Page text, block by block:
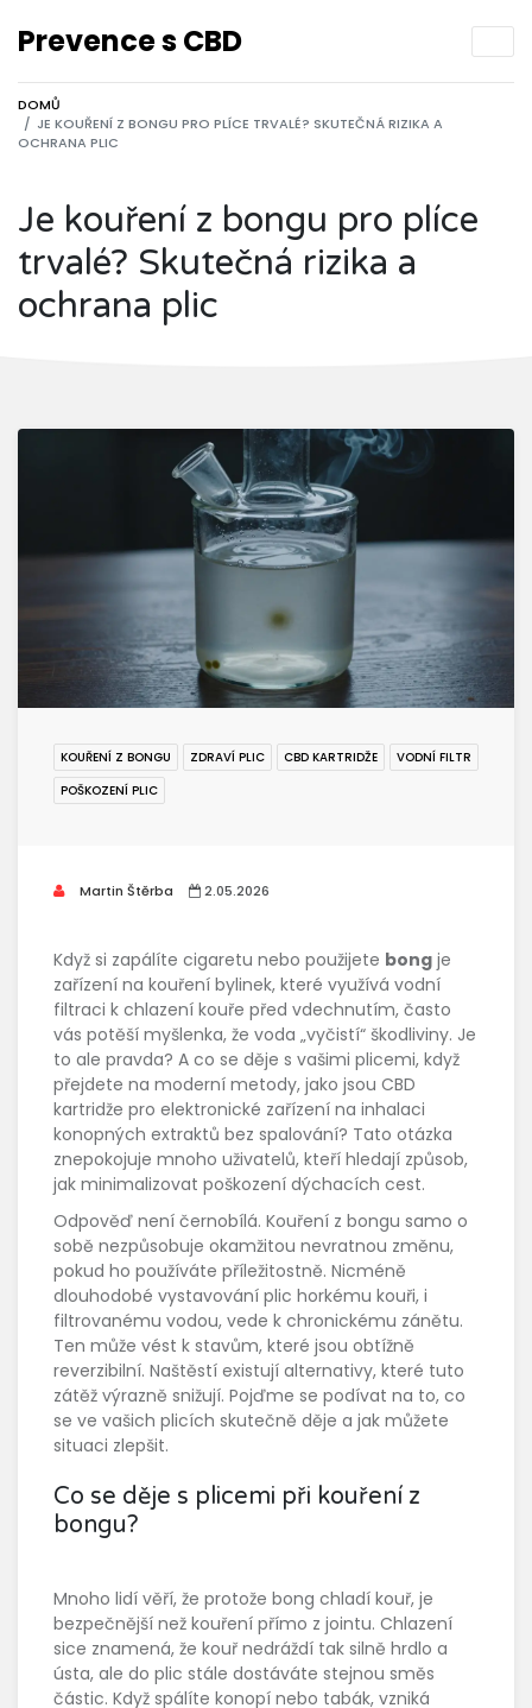
Prevence s CBD
DOMŮ
JE KOUŘENÍ Z BONGU PRO PLÍCE TRVALÉ? SKUTEČNÁ RIZIKA A
OCHRANA PLIC
Je kouření z bongu pro plíce
trvalé? Skutečná rizika a
ochrana plic
KOUŘENÍ Z BONGU ZDRAVÍ PLIC CBD KARTRIDŽE
VODNÍ FILTR
POŠKOZENÍ PLIC
Martin Štěrba 2.05.2026
Když si zapálíte cigaretu nebo použijete bong je
zařízení na kouření bylinek, které využívá vodní
filtraci k chlazení kouře před vdechnutím, často
vás potěší myšlenka, že voda „vyčistí“ škodliviny. Je
to ale pravda? A co se děje s vašimi plicemi, když
přejdete na moderní metody, jako jsou CBD
kartridže pro elektronické zařízení na inhalaci
konopných extraktů bez spalování? Tato otázka
znepokojuje mnoho uživatelů, kteří hledají způsob,
jak minimalizovat poškození dýchacích cest.
Odpověď není černobílá. Kouření z bongu samo o
sobě nezpůsobuje okamžitou nevratnou změnu,
pokud ho používáte příležitostně. Nicméně
dlouhodobé vystavování plic horkému kouři, i
filtrovanému vodou, vede k chronickému zánětu.
Ten může vést k stavům, které jsou obtížně
reverzibilní. Naštěstí existují alternativy, které tuto
zátěž výrazně snižují. Pojďme se podívat na to, co
se ve vašich plicích skutečně děje a jak můžete
situaci zlepšit.
Co se děje s plicemi při kouření z
bongu?
Mnoho lidí věří, že protože bong chladí kouř, je
bezpečnější než kouření přímo z jointu. Chlazení
sice znamená, že kouř nedráždí tak silně hrdlo a
ústa, ale do plic stále dostáváte stejnou směs
částic. Když spálíte konopí nebo tabák, vzniká